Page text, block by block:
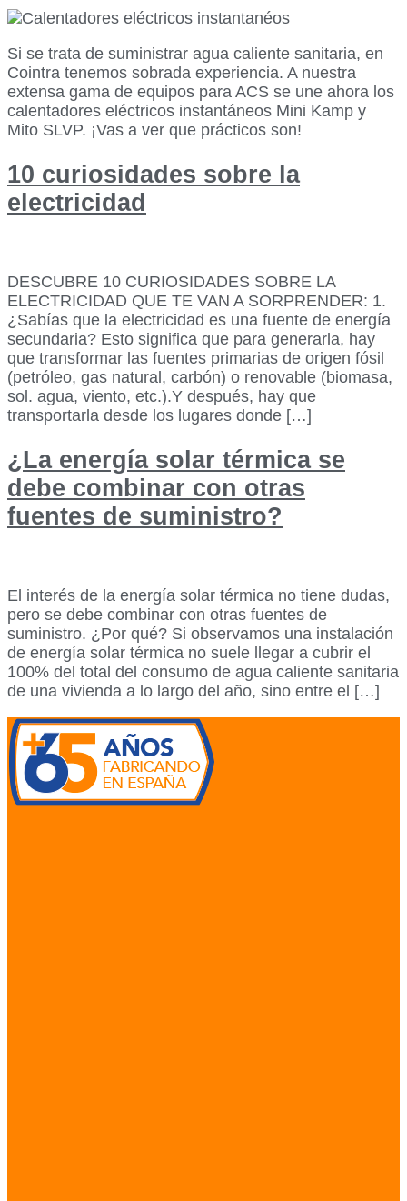
Si se trata de suministrar agua caliente sanitaria, en
Cointra tenemos sobrada experiencia. A nuestra
extensa gama de equipos para ACS se une ahora los
calentadores eléctricos instantáneos Mini Kamp y
Mito SLVP. ¡Vas a ver que prácticos son!
10 curiosidades sobre la
electricidad
DESCUBRE 10 CURIOSIDADES SOBRE LA
ELECTRICIDAD QUE TE VAN A SORPRENDER: 1.
¿Sabías que la electricidad es una fuente de energía
secundaria? Esto significa que para generarla, hay
que transformar las fuentes primarias de origen fósil
(petróleo, gas natural, carbón) o renovable (biomasa,
sol. agua, viento, etc.).Y después, hay que
transportarla desde los lugares donde […]
¿La energía solar térmica se
debe combinar con otras
fuentes de suministro?
El interés de la energía solar térmica no tiene dudas,
pero se debe combinar con otras fuentes de
suministro. ¿Por qué? Si observamos una instalación
de energía solar térmica no suele llegar a cubrir el
100% del total del consumo de agua caliente sanitaria
de una vivienda a lo largo del año, sino entre el […]